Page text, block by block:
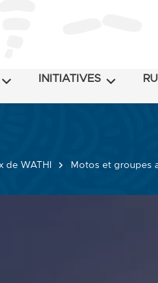
INITIATIVES
de WATHI Motos et groupes